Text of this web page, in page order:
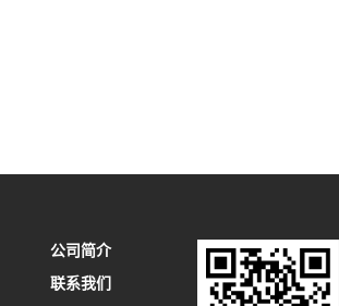
公司简介
联系我们